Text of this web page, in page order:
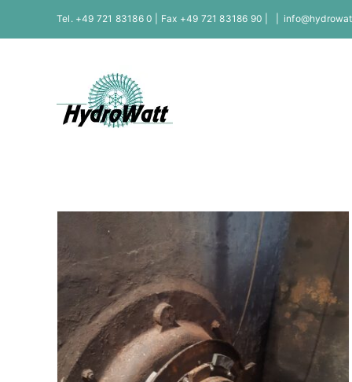
Tel. +49 721 83186 0 | Fax +49 721 83186 90 |
Francis-Turbine „Eichmühle“ in Bad Hersfeld
francis turbine